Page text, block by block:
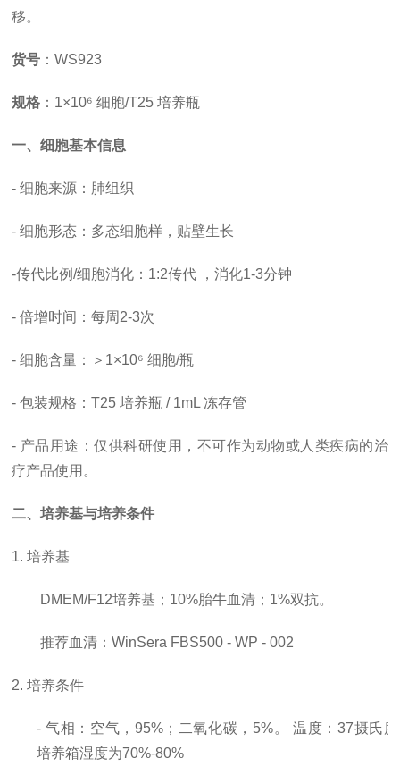
移。
货号 ：WS923
规格 ： 1×10⁶ 细胞/T25 培养瓶
一、细胞基本信息
- 细胞来源：肺组织
- 细胞形态：多态细胞样，贴壁生长
-传代比例/细胞消化 ： 1:2传代 ，消化1-3分钟
-倍增时间 ：每周 2-3次
- 细胞含量：＞1×10⁶ 细胞/瓶
- 包装规格：T25 培养瓶 / 1mL 冻存管
- 产品用途：仅供科研使用， 不可作为动物或人类疾病的治
疗产品使用。
二、培养基与培养条件
1. 培养基
DMEM/F12培养基；10%胎牛血清；1%双抗。
推荐血清：WinSera FBS500 - WP - 002
2. 培养条件
- 气相：空气，95%；二氧化碳，5%。 温度：37摄氏
培养箱湿度为70%-80%